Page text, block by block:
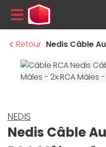
MENU
Retour
NEDIS
Nedis Câble